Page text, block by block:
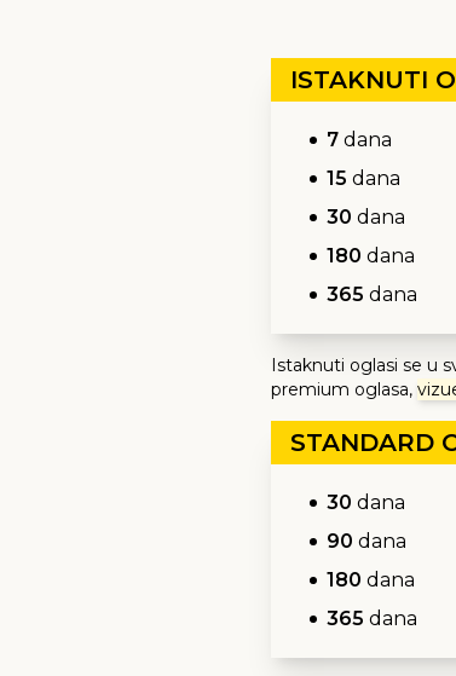
ISTAKNUTI
7 dana
15 dana
30 dana
180 dana
365 dana
Istaknuti oglasi se u
premium oglasa,
STANDARD
30 dana
90 dana
180 dana
365 dana